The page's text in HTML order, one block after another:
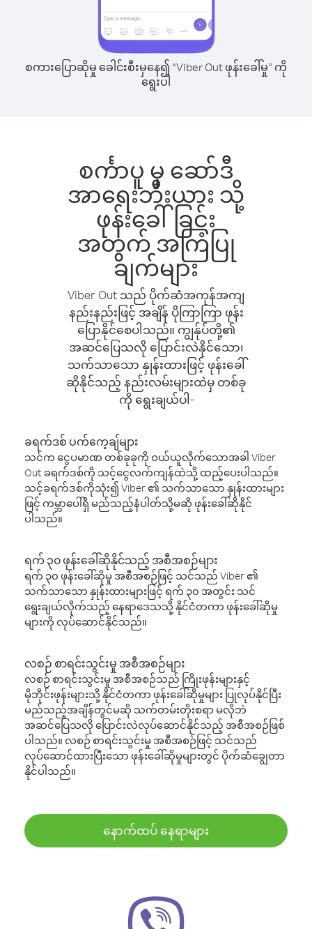
စကားပြောဆိုမှု ခေါင်းစီးမှနေ၍ “Viber Out ဖုန်းခေါ်မှု” ကို
ရွေးပါ
စင်္ကာပူ မှ ဆော်ဒီ
အာရေးဘီးယား သို့
ဖုန်းခေါ်ခြင်း
အတွက် အကြံပြု
ချက်များ
Viber Out သည် ပိုက်ဆံအကုန်အကျ
နည်းနည်းဖြင့် အချိန် ပိုကြာကြာ ဖုန်း
ပြောနိုင်စေပါသည်။ ကျွန်ုပ်တို့၏
အဆင်ပြေသလို ပြောင်းလဲနိုင်သော၊
သက်သာသော နှုန်းထားဖြင့် ဖုန်းခေါ်
ဆိုနိုင်သည့် နည်းလမ်းများထဲမှ တစ်ခု
ကို ရွေးချယ်ပါ-
ခရက်ဒစ် ပက်ကေ့ချ်များ
သင်က ငွေပမာဏ တစ်ခုခုကို ဝယ်ယူလိုက်သောအခါ Viber
Out ခရက်ဒစ်ကို သင့်ငွေလက်ကျန်ထဲသို့ ထည့်ပေးပါသည်။
သင့်ခရက်ဒစ်ကိုသုံး၍ Viber ၏ သက်သာသော နှုန်းထားများ
ဖြင့် ကမ္ဘာပေါ်ရှိ မည်သည့်နံပါတ်သို့မဆို ဖုန်းခေါ်ဆိုနိုင်
ပါသည်။
ရက် ၃၀ ဖုန်းခေါ်ဆိုနိုင်သည့် အစီအစဉ်များ
ရက် ၃၀ ဖုန်းခေါ်ဆိုမှု အစီအစဉ်ဖြင့် သင်သည် Viber ၏
သက်သာသော နှုန်းထားများဖြင့် ရက် ၃၀ အတွင်း သင်
ရွေးချယ်လိုက်သည့် နေရာဒေသသို့ နိုင်ငံတကာ ဖုန်းခေါ်ဆိုမှု
များကို လုပ်ဆောင်နိုင်သည်။
လစဉ် စာရင်းသွင်းမှု အစီအစဉ်များ
လစဉ် စာရင်းသွင်းမှု အစီအစဉ်သည် ကြိုးဖုန်းများနှင့်
မိုဘိုင်းဖုန်းများသို့ နိုင်ငံတကာ ဖုန်းခေါ်ဆိုမှုများ ပြုလုပ်နိုင်ပြီး
မည်သည့်အချိန်တွင်မဆို သက်တမ်းတိုးစရာ မလိုဘဲ
အဆင်ပြေသလို ပြောင်းလဲလုပ်ဆောင်နိုင်သည့် အစီအစဉ်ဖြစ်
ပါသည်။ လစဉ် စာရင်းသွင်းမှု အစီအစဉ်ဖြင့် သင်သည်
လုပ်ဆောင်ထားပြီးသော ဖုန်းခေါ်ဆိုမှုများတွင် ပိုက်ဆံချွေတာ
နိုင်ပါသည်။
နောက်ထပ် နေရာများ